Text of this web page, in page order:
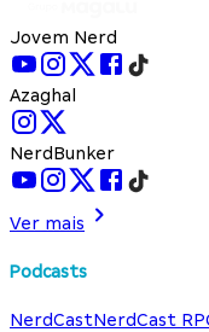
Jovem Nerd
Azaghal
NerdBunker
Ver mais
Podcasts
NerdCastNerdCast